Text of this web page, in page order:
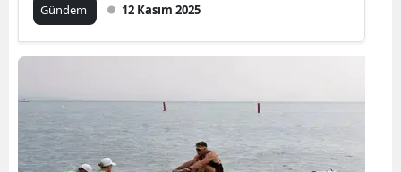
Gündem 12 Kasım 2025